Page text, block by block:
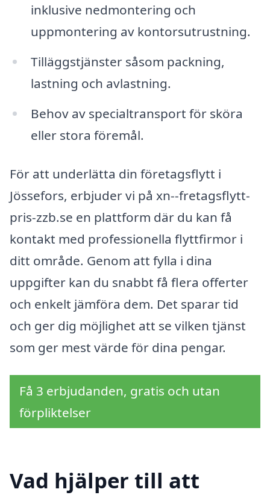
inklusive nedmontering och
uppmontering av kontorsutrustning.
Tilläggstjänster såsom packning,
lastning och avlastning.
Behov av specialtransport för sköra
eller stora föremål.
För att underlätta din företagsflytt i
Jössefors, erbjuder vi på xn--fretagsflytt-
pris-zzb.se en plattform där du kan få
kontakt med professionella flyttfirmor i
ditt område. Genom att fylla i dina
uppgifter kan du snabbt få flera offerter
och enkelt jämföra dem. Det sparar tid
och ger dig möjlighet att se vilken tjänst
som ger mest värde för dina pengar.
Få 3 erbjudanden, gratis och utan
förpliktelser
Vad hjälper till att